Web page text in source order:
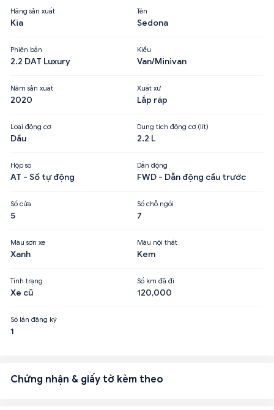
Hãng sản xuất
Kia
Tên
Sedona
Phiên bản
2.2 DAT Luxury
Kiểu
Van/Minivan
Năm sản xuất
2020
Xuất xứ
Lắp ráp
Loại động cơ
Dầu
Dung tích động cơ (lít)
2.2 L
Hộp số
AT - Số tự động
Dẫn động
FWD - Dẫn động cầu trước
Số cửa
5
Số chỗ ngồi
7
Màu sơn xe
Xanh
Màu nội thất
Kem
Tình trạng
Xe cũ
Số km đã đi
120,000
Số lần đăng ký
1
Chứng nhận & giấy tờ kèm theo